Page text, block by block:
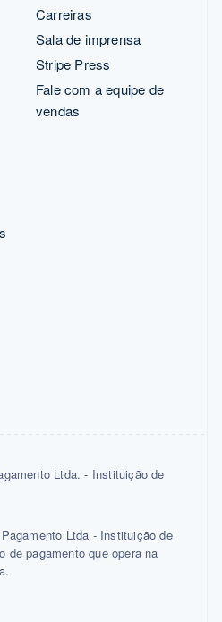
Carreiras
Sala de imprensa
Stripe Press
Fale com a equipe de
vendas
Ltda. - Instituição de
Ltda - Instituição de
de pagamento que opera na